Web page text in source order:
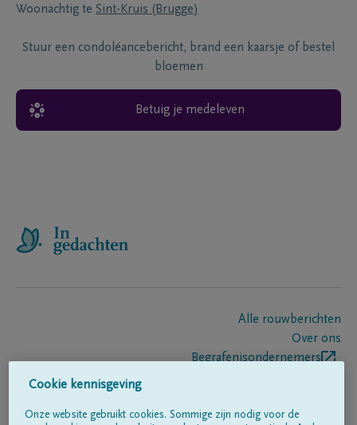
Woonachtig te Sint-Kruis (Brugge)
Stuur een condoléancebericht, brand een kaarsje of bestel
bloemen
Betuig je medeleven
Alle rouwberichten
Over ons
Begrafenisondernemers
Cookie kennisgeving
Onze website gebruikt cookies. Sommige zijn nodig voor de